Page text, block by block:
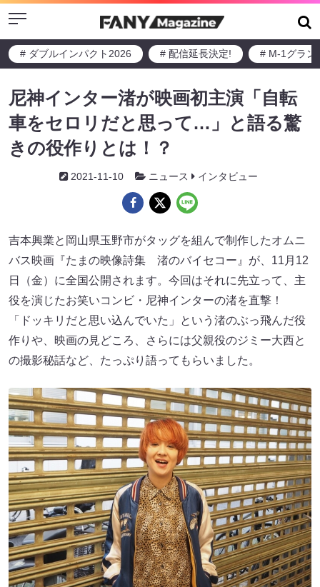
Menu
# ダブルインパクト2026 # 配信延長決定! # M-1グラン
尼神インター渚が映画初主演「自転
車をセロリだと思って…」と語る驚
きの役作りとは！？
2021-11-10 ニュース インタビュー
吉本興業と岡山県玉野市がタッグを組んで制作したオムニ
バス映画『たまの映像詩集 渚のバイセコー』が、11月12
日（金）に全国公開されます。今回はそれに先立って、主
役を演じたお笑いコンビ・尼神インターの渚を直撃！
「ドッキリだと思い込んでいた」という渚のぶっ飛んだ役
作りや、映画の見どころ、さらには父親役のジミー大西と
の撮影秘話など、たっぷり語ってもらいました。